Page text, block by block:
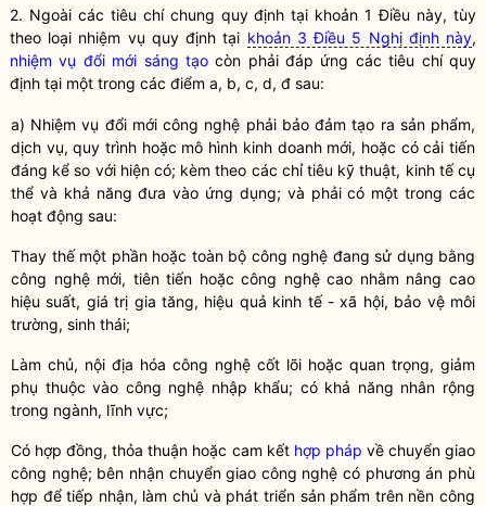
2. Ngoài các tiêu chí chung quy định tại khoản 1 Điều này, tùy
theo loại nhiệm vụ quy định tại khoản 3 Điều 5 Nghị định này,
nhiệm vụ đổi mới sáng tạocòn phải đáp ứng các tiêu chí quy
định tại một trong các điểm a, b, c, d, đ sau:
a) Nhiệm vụ đổi mớicông nghệ phải bảo đảm tạo ra sản phẩm,
dịch vụ, quy trình hoặc mô hình kinh doanh mới, hoặc có cải tiến
đáng kể so với hiện có; kèm theo các chỉ tiêu kỹ thuật, kinh tế cụ
thể và khả năng đưa vào ứng dụng; và phải có một trong các
hoạt động sau:
Thay thế một phần hoặc toàn bộ công nghệ đang sử dụng bằng
công nghệmới, tiên tiến hoặccông nghệcao nhằm nâng cao
hiệu suất, giá trị gia tăng, hiệu quả kinh tế - xã hội, bảo vệ môi
trường, sinh thái;
Làm chủ, nội địa hóa công nghệ cốt lõi hoặc quan trọng, giảm
phụ thuộc vào công nghệ nhập khẩu; có khả năng nhân rộng
trong ngành, lĩnh vực;
Có hợp đồng, thỏa thuận hoặc cam kết hợp pháp về chuyển giao
công nghệ; bên nhận chuyển giao công nghệ có phương án phù
hợp để tiếp nhận, làm chủ và phát triển sản phẩm trên nền công